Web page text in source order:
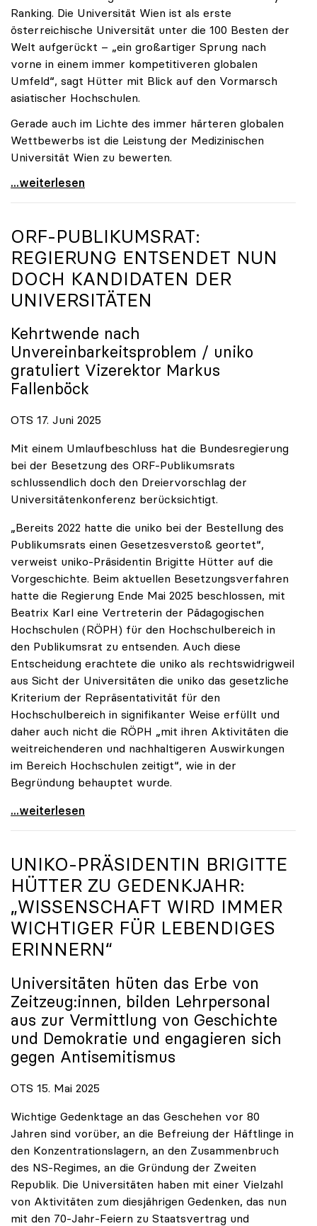
Ranking. Die Universität Wien ist als erste
österreichische Universität unter die 100 Besten der
Welt aufgerückt – „ein großartiger Sprung nach
vorne in einem immer kompetitiveren globalen
Umfeld“, sagt Hütter mit Blick auf den Vormarsch
asiatischer Hochschulen.
Gerade auch im Lichte des immer härteren globalen
Wettbewerbs ist die Leistung der Medizinischen
Universität Wien zu bewerten.
„Top-Rankingplätze heimischer Universitäten geben
...weiterlesen
ORF-PUBLIKUMSRAT:
REGIERUNG ENTSENDET NUN
DOCH KANDIDATEN DER
UNIVERSITÄTEN
Kehrtwende nach
Unvereinbarkeitsproblem / uniko
gratuliert Vizerektor Markus
Fallenböck
OTS 17. Juni 2025
Mit einem Umlaufbeschluss hat die Bundesregierung
bei der Besetzung des ORF-Publikumsrats
schlussendlich doch den Dreiervorschlag der
Universitätenkonferenz berücksichtigt.
„Bereits 2022 hatte die uniko bei der Bestellung des
Publikumsrats einen Gesetzesverstoß geortet“,
verweist uniko-Präsidentin Brigitte Hütter auf die
Vorgeschichte. Beim aktuellen Besetzungsverfahren
hatte die Regierung Ende Mai 2025 beschlossen, mit
Beatrix Karl eine Vertreterin der Pädagogischen
Hochschulen (RÖPH) für den Hochschulbereich in
den Publikumsrat zu entsenden. Auch diese
Entscheidung erachtete die uniko als rechtswidrigweil
aus Sicht der Universitäten die uniko das gesetzliche
Kriterium der Repräsentativität für den
Hochschulbereich in signifikanter Weise erfüllt und
daher auch nicht die RÖPH „mit ihren Aktivitäten die
weitreichenderen und nachhaltigeren Auswirkungen
im Bereich Hochschulen zeitigt“, wie in der
Begründung behauptet wurde.
ORF-Publikumsrat: Regierung entsendet nun doch
...weiterlesen
UNIKO-PRÄSIDENTIN BRIGITTE
HÜTTER ZU GEDENKJAHR:
„WISSENSCHAFT WIRD IMMER
WICHTIGER FÜR LEBENDIGES
ERINNERN“
Universitäten hüten das Erbe von
Zeitzeug:innen, bilden Lehrpersonal
aus zur Vermittlung von Geschichte
und Demokratie und engagieren sich
gegen Antisemitismus
OTS 15. Mai 2025
Wichtige Gedenktage an das Geschehen vor 80
Jahren sind vorüber, an die Befreiung der Häftlinge in
den Konzentrationslagern, an den Zusammenbruch
des NS-Regimes, an die Gründung der Zweiten
Republik. Die Universitäten haben mit einer Vielzahl
von Aktivitäten zum diesjährigen Gedenken, das nun
mit den 70-Jahr-Feiern zu Staatsvertrag und